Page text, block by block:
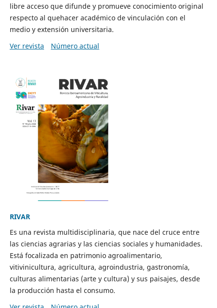
libre acceso que difunde y promueve conocimiento original
respecto al quehacer académico de vinculación con el
medio y extensión universitaria.
Ver revista
Número actual
RIVAR
Es una revista multidisciplinaria, que nace del cruce entre
las ciencias agrarias y las ciencias sociales y humanidades.
Está focalizada en patrimonio agroalimentario,
vitivinicultura, agricultura, agroindustria, gastronomía,
culturas alimentarias (arte y cultura) y sus paisajes, desde
la producción hasta el consumo.